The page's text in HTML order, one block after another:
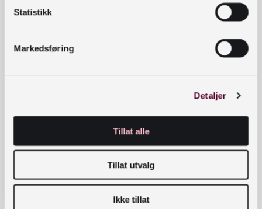
Statistikk
Markedsføring
Detaljer
Tillat alle
Tillat utvalg
Ikke tillat
Kontaktinformasjon
bibliotekutvikling@nb.no
Telefon:23 27 60 00
Postadresse
Postboks 2674 Solli, 0203 Oslo